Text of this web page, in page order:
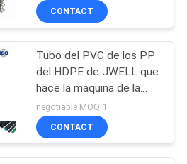
CONTACT
Tubo del PVC de los PP
del HDPE de JWELL que
hace la máquina de la
protuberancia de la
máquina
negotiable MOQ:1
CONTACT